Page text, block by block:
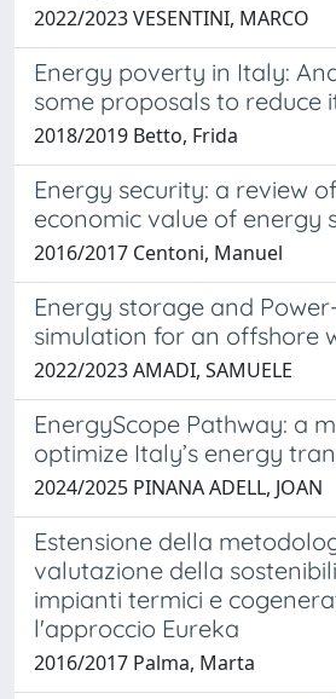
2022/2023 VESENTINI, MARCO
Energy poverty in Italy:
some proposals to reduce
2018/2019 Betto, Frida
Energy security: a review
economic value of energy
2016/2017 Centoni, Manuel
Energy storage and
simulation for an offshore
2022/2023 AMADI, SAMUELE
EnergyScope Pathway: a
optimize Italy’s energy
2024/2025 PINANA ADELL, JOAN
Estensione della
valutazione della
impianti termici e
l'approccio Eureka
2016/2017 Palma, Marta